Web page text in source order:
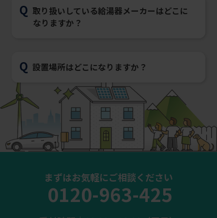
Q 取り扱いしている給湯器メーカーはどこに
なりますか？
Q 設置場所はどこになりますか？
まずはお気軽にご相談ください
0120-963-425